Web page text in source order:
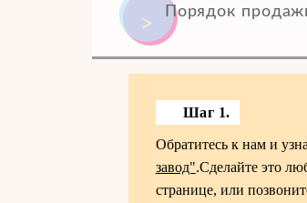
Порядок
Шаг 1.
Обратитесь к нам и
завод".Сделайте это
странице, или